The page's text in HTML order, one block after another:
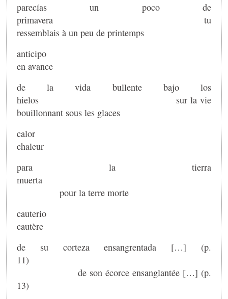
parecías un poco de
primavera tu
ressemblais à un peu de printemps
en avance
de la vida bullente bajo los
hielos sur la vie
bouillonnant sous les glaces
chaleur
para la tierra
muerta
pour la terre morte
cautère
de su corteza ensangrentada […] (p.
de son écorce ensanglantée […] (p.
13)